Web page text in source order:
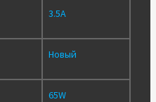
3.5A
Новый
65W